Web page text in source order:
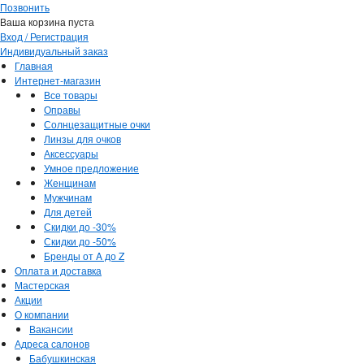
Позвонить
Ваша корзина пуста
Вход / Регистрация
Индивидуальный заказ
Главная
Интернет-магазин
Все товары
Оправы
Солнцезащитные очки
Линзы для очков
Аксессуары
Умное предложение
Женщинам
Мужчинам
Для детей
Скидки до -30%
Скидки до -50%
Бренды от A до Z
Оплата и доставка
Мастерская
Акции
О компании
Вакансии
Адреса салонов
Бабушкинская